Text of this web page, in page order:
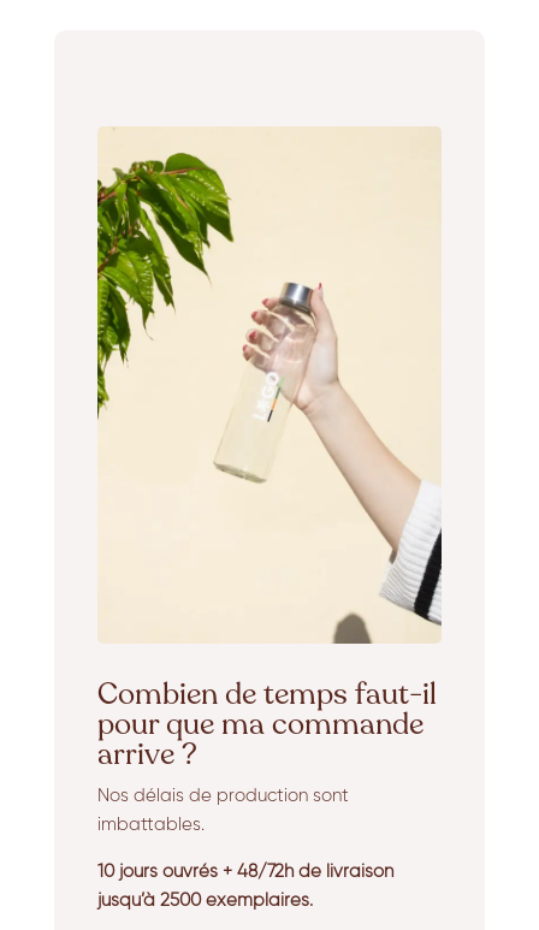
Combien de temps faut-il
pour que ma commande
arrive ?
Nos délais de production sont
imbattables.
10 jours ouvrés + 48/72h de livraison
jusqu’à 2500 exemplaires.